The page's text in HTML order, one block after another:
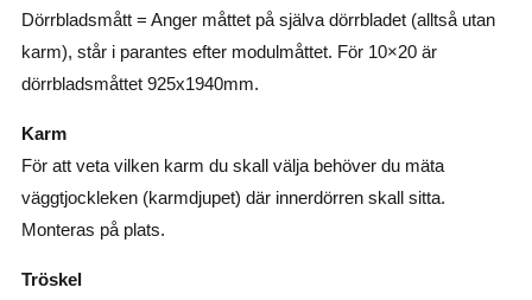
Dörrbladsmått = Anger måttet på själva dörrbladet (alltså utan
karm), står i parantes efter modulmåttet. För 10×20 är
dörrbladsmåttet 925x1940mm.
Karm
För att veta vilken karm du skall välja behöver du mäta
väggtjockleken (karmdjupet) där innerdörren skall sitta.
Monteras på plats.
Tröskel